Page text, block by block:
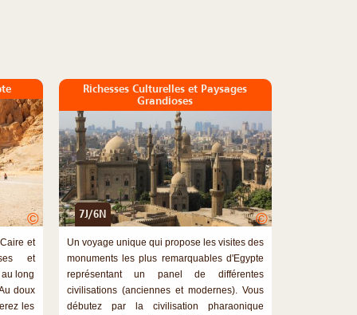
©
et
et
long
doux
les
Richesses Culturelles et Paysages
Grandioses
7J/6N ©
Un voyage unique qui propose les visites des
monuments les plus remarquables d'Egypte
représentant un panel de différentes
civilisations (anciennes et modernes). Vous
débutez par la civilisation pharaonique